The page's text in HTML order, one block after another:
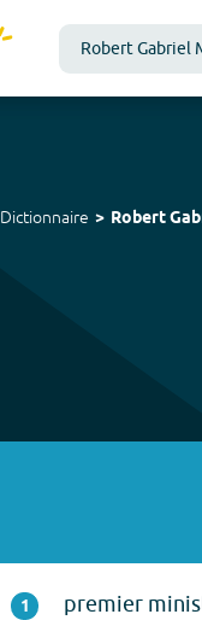
Dictionnaire Robert
1
premier